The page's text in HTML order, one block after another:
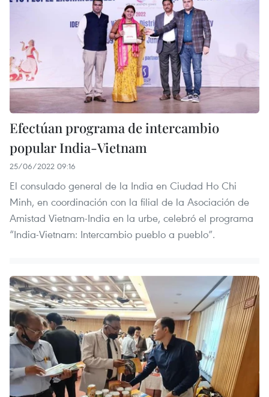
Efectúan programa de intercambio
popular India-Vietnam
25/06/2022 09:16
El consulado general de la India en Ciudad Ho Chi
Minh, en coordinación con la filial de la Asociación de
Amistad Vietnam-India en la urbe, celebró el programa
“India-Vietnam: Intercambio pueblo a pueblo”.